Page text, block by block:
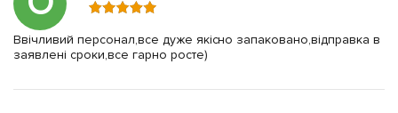
Ввічливий персонал,все дуже якісно запаковано,відправка в
заявлені сроки,все гарно росте)